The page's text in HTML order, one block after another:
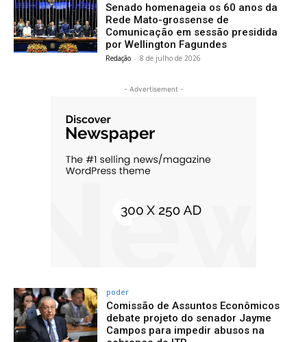
Senado homenageia os 60 anos da
Rede Mato-grossense de
Comunicação em sessão presidida
por Wellington Fagundes
Redação - 8 de julho de 2026
- Advertisement -
poder
Comissão de Assuntos Econômicos
debate projeto do senador Jayme
Campos para impedir abusos na